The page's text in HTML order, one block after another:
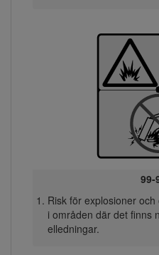
99-
Risk för explosioner
i områden där det finns
elledningar.